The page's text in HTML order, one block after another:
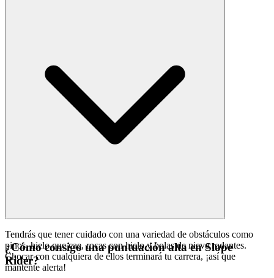
Tendrás que tener cuidado con una variedad de obstáculos como
pinos, hielo que cae, rocas con hielo y bolas de nieve rodantes.
Chocar con cualquiera de ellos terminará tu carrera, ¡así que
mantente alerta!
¿Cómo consigo una puntuación alta en Slope
Rider?